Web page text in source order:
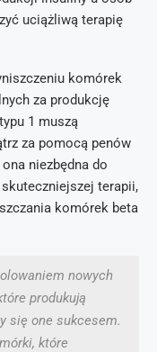
uciążliwą terapię
komórek
za produkcję
1 muszą
za pomocą penów
niezbędna do
terapii,
komórek beta
nowych
produkują
się one sukcesem.
które